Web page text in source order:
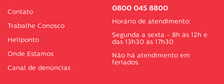
Contato
Trabalhe Conosco
Heliponto
Onde Estamos
Canal de denúncias
0800 045 8800
Horário de atendimento:
Segunda a sexta - 8h às 12h e
das 13h30 às 17h30
Não há atendimento em
feriados.